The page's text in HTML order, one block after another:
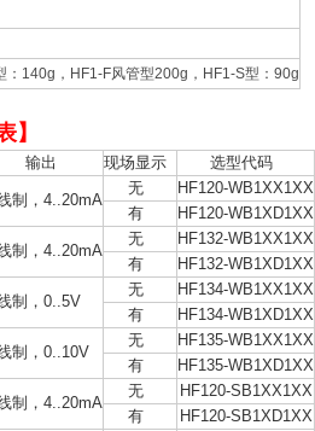
： 140g ， HF1-F风管型200g ， HF1-S型： 90g
】
输出 现场显示 选型代码
制，4..20mA
无
HF120-WB1XX1XX
有
HF120-WB1XD1XX
制，4..20mA
无
HF132-WB1XX1XX
有
HF132-WB1XD1XX
制，0..5V
无
HF134-WB1XX1XX
有
HF134-WB1XD1XX
制，0..10V
无
HF135-WB1XX1XX
有
HF135-WB1XD1XX
制，4..20mA
无
HF120-SB1XX1XX
有
HF120-SB1XD1XX